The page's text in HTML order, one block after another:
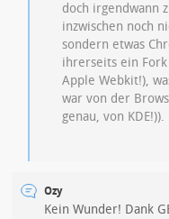
doch irgendwann
inzwischen noch
sondern etwas
ihrerseits ein
Apple Webkit!),
war von der
genau, von KDE!)).
Ozy
Kein Wunder! Dank